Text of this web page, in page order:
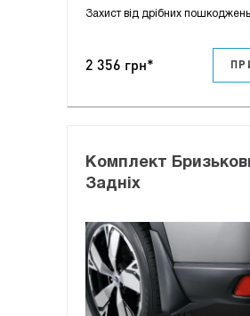
Захист від дрібних пошкоджень
2 356 грн*
Комплект
Задніх